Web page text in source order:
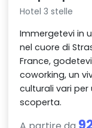
Hotel 3 stelle
Immergetevi in
nel cuore di
France,
coworking, un
culturali vari per
scoperta.